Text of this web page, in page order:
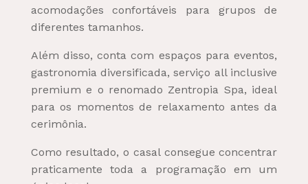
acomodações confortáveis para grupos de
diferentes tamanhos.
Além disso, conta com espaços para eventos,
gastronomia diversificada, serviço all inclusive
premium e o renomado Zentropia Spa, ideal
para os momentos de relaxamento antes da
cerimônia.
Como resultado, o casal consegue concentrar
praticamente toda a programação em um